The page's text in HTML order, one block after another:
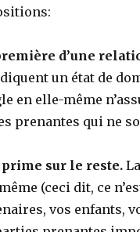
d’une
un état de
en elle-même
prenantes qui ne
sur le reste.
(ceci dit, ce
vos enfants,